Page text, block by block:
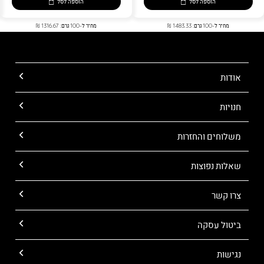
מחיר ל-100 גרם: 1483.33 ₪ מחיר ל-100 גרם: 1316.67 ₪
אודות
חנויות
משלוחים והחזרות
שאלות נפוצות
צרו קשר
ביטול עסקה
נגישות